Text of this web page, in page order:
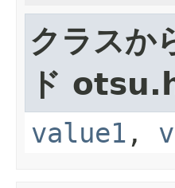
クラスか
ド
value1 ,